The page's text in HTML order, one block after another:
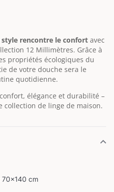
style rencontre le confort avec
12 Millimètres. Grâce à
propriétés écologiques du
de votre douche sera le
quotidienne.
élégance et durabilité –
collection de linge de maison.
70x140 cm